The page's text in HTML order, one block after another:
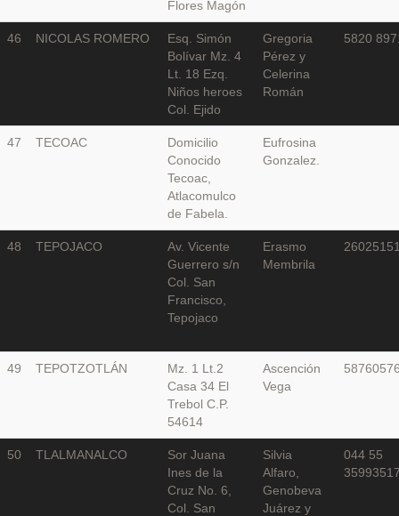
Flores Magón
46 NICOLAS ROMERO
Esq. Simón
Bolívar Mz. 4
Lt. 18 Ezq.
Niños heroes
Col. Ejido
Gregoria
Pérez y
Celerina
Román
5820
47 TECOAC
Domicilio
Conocido
Tecoac,
Atlacomulco
de Fabela.
Eufrosina
Gonzalez.
48 TEPOJACO
Av. Vicente
Guerrero s/n
Col. San
Francisco,
Tepojaco
Erasmo
Membrila
49 TEPOTZOTLÁN
Mz. 1 Lt.2
Casa 34 El
Trebol C.P.
54614
Ascención
Vega
50 TLALMANALCO
Sor Juana
Ines de la
Cruz No. 6,
Col. San
Silvia
Alfaro,
Genobeva
Juárez y
044 55